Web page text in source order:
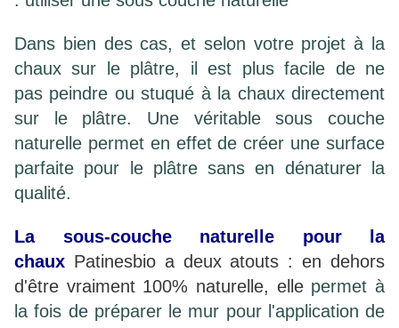
Dans bien des cas, et selon votre projet à la
chaux sur le plâtre, il est plus facile de ne
pas peindre ou stuqué à la chaux directement
sur le plâtre. Une véritable sous couche
naturelle permet en effet de créer une surface
parfaite pour le plâtre sans en dénaturer la
qualité.
La sous-couche naturelle pour la
chaux Patinesbio a deux atouts : en dehors
d'être vraiment 100% naturelle, ellepermet à
la fois de préparer le mur pour l'application de